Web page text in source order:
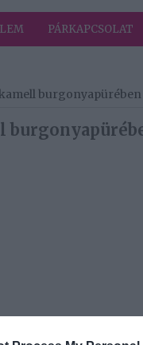
PÁRKAPCSOLAT
burgonyapürében